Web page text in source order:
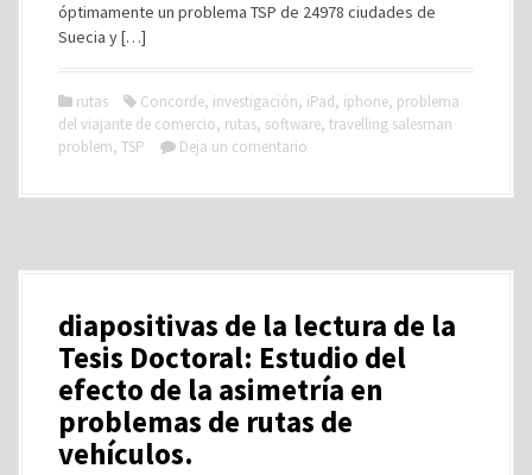
óptimamente un problema TSP de 24978 ciudades de
Suecia y […]
rutas Concorde, investigación, iPad, iphone, problema
del viajante de comercio, rutas, software, travelling salesman
problem, TSP Deja un comentario
diapositivas de la lectura de la
Tesis Doctoral: Estudio del
efecto de la asimetría en
problemas de rutas de
vehículos.